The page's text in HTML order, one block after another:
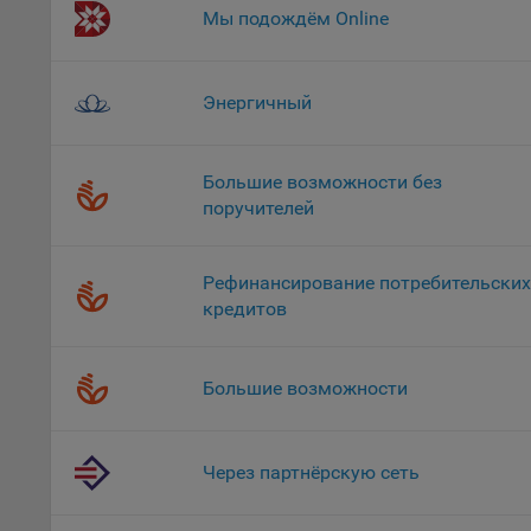
Мы подождём Online
Энергичный
Большие возможности без
поручителей
Рефинансирование потребительских
кредитов
Большие возможности
Через партнёрскую сеть